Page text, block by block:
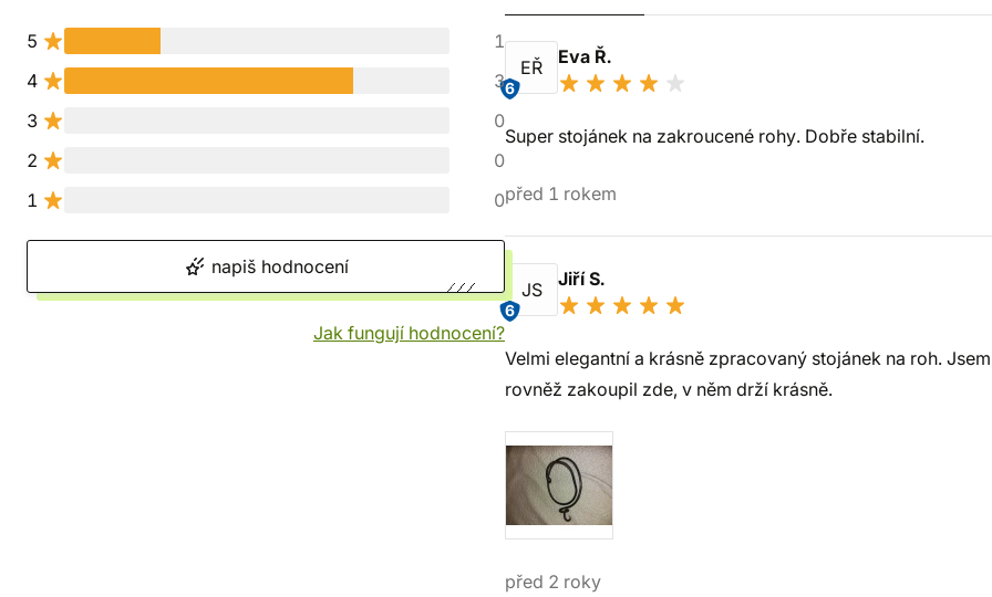
5
1
4
3
3
0
2
0
1
0
napiš hodnocení
Jak fungují hodnocení?
EŘ
6
Eva Ř.
Super stojánek na zakroucené rohy. Dobře stabilní.
před 1 rokem
JS
6
Jiří S.
Velmi elegantní a krásně zpracovaný stojánek na roh.
rovněž zakoupil zde, v něm drží krásně.
před 2 roky